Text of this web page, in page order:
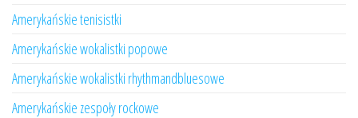
Amerykańskie tenisistki
Amerykańskie wokalistki popowe
Amerykańskie wokalistki rhythmandbluesowe
Amerykańskie zespoły rockowe